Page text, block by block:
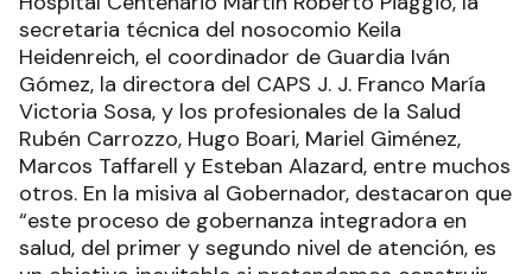
secretaria técnica del nosocomio Keila
Heidenreich, el coordinador de Guardia Iván
Gómez, la directora del CAPS J. J. Franco María
Victoria Sosa, y los profesionales de la Salud
Rubén Carrozzo, Hugo Boari, Mariel Giménez,
Marcos Taffarell y Esteban Alazard, entre muchos
otros. En la misiva al Gobernador, destacaron que
“este proceso de gobernanza integradora en
salud, del primer y segundo nivel de atención, es